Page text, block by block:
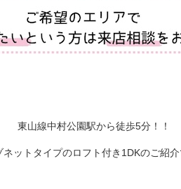
東山線中村公園駅から徒歩5分！！
ネットタイプのロフト付き1DKのご紹